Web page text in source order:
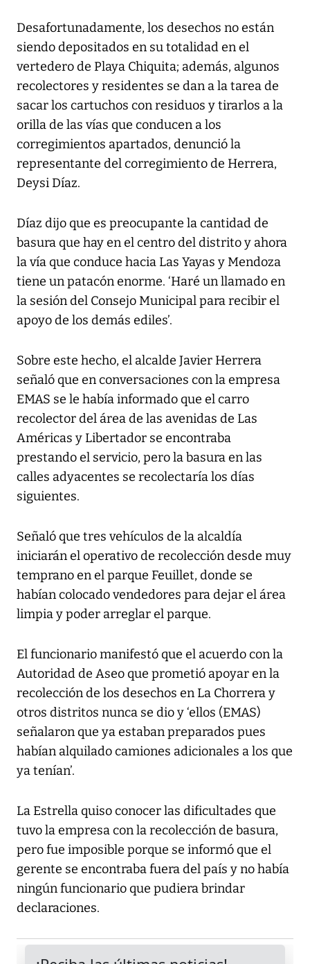
Desafortunadamente, los desechos no están
siendo depositados en su totalidad en el
vertedero de Playa Chiquita; además, algunos
recolectores y residentes se dan a la tarea de
sacar los cartuchos con residuos y tirarlos a la
orilla de las vías que conducen a los
corregimientos apartados, denunció la
representante del corregimiento de Herrera,
Deysi Díaz.
Díaz dijo que es preocupante la cantidad de
basura que hay en el centro del distrito y ahora
la vía que conduce hacia Las Yayas y Mendoza
tiene un patacón enorme. ‘Haré un llamado en
la sesión del Consejo Municipal para recibir el
apoyo de los demás ediles’.
Sobre este hecho, el alcalde Javier Herrera
señaló que en conversaciones con la empresa
EMAS se le había informado que el carro
recolector del área de las avenidas de Las
Américas y Libertador se encontraba
prestando el servicio, pero la basura en las
calles adyacentes se recolectaría los días
siguientes.
Señaló que tres vehículos de la alcaldía
iniciarán el operativo de recolección desde muy
temprano en el parque Feuillet, donde se
habían colocado vendedores para dejar el área
limpia y poder arreglar el parque.
El funcionario manifestó que el acuerdo con la
Autoridad de Aseo que prometió apoyar en la
recolección de los desechos en La Chorrera y
otros distritos nunca se dio y ‘ellos (EMAS)
señalaron que ya estaban preparados pues
habían alquilado camiones adicionales a los que
ya tenían’.
La Estrella quiso conocer las dificultades que
tuvo la empresa con la recolección de basura,
pero fue imposible porque se informó que el
gerente se encontraba fuera del país y no había
ningún funcionario que pudiera brindar
declaraciones.